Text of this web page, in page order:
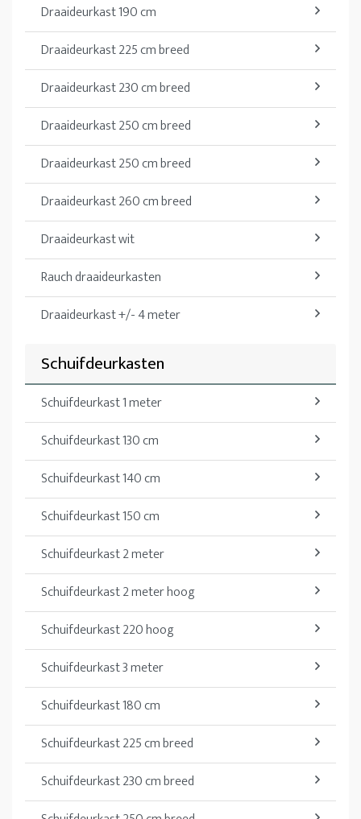
Draaideurkast 190 cm
Draaideurkast 225 cm breed
Draaideurkast 230 cm breed
Draaideurkast 250 cm breed
Draaideurkast 250 cm breed
Draaideurkast 260 cm breed
Draaideurkast wit
Rauch draaideurkasten
Draaideurkast +/- 4 meter
Schuifdeurkasten
Schuifdeurkast 1 meter
Schuifdeurkast 130 cm
Schuifdeurkast 140 cm
Schuifdeurkast 150 cm
Schuifdeurkast 2 meter
Schuifdeurkast 2 meter hoog
Schuifdeurkast 220 hoog
Schuifdeurkast 3 meter
Schuifdeurkast 180 cm
Schuifdeurkast 225 cm breed
Schuifdeurkast 230 cm breed